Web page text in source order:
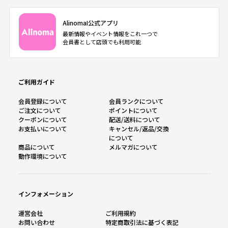
AlinomaI公式アプリ
最新情報やイベント情報をこれ一つで
会員書として店頭でも利用可能
ご利用ガイド
会員登録について
会員ランクについて
ご注文について
ポイントについて
クーポンについて
配送/送料について
お支払いについて
キャンセル/返品/交換
について
商品について
メルマガについて
動作環境について
インフォメーション
運営会社
ご利用規約
お問い合わせ
特定商取引法に基づく表記